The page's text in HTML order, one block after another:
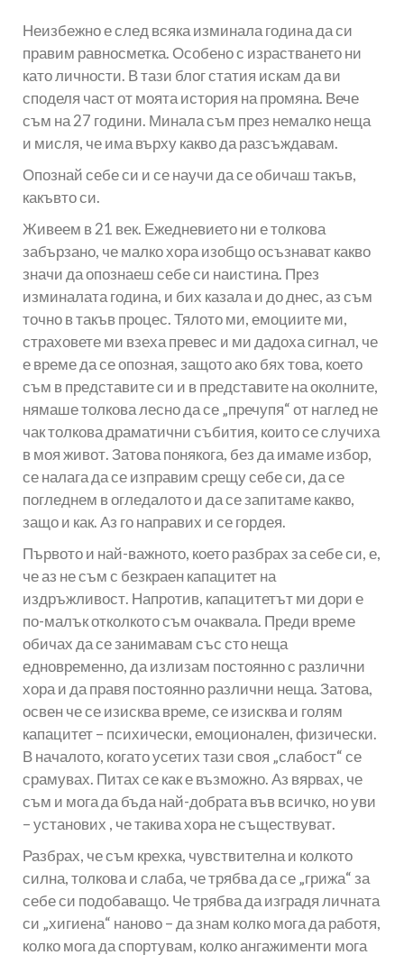
Неизбежно е след всяка изминала година да си
правим равносметка. Особено с израстването ни
като личности. В тази блог статия искам да ви
споделя част от моята история на промяна. Вече
съм на 27 години. Минала съм през немалко неща
и мисля, че има върху какво да разсъждавам.
Опознай себе си и се научи да се обичаш такъв,
какъвто си.
Живеем в 21 век. Ежедневието ни е толкова
забързано, че малко хора изобщо осъзнават какво
значи да опознаеш себе си наистина. През
изминалата година, и бих казала и до днес, аз съм
точно в такъв процес. Тялото ми, емоциите ми,
страховете ми взеха превес и ми дадоха сигнал, че
е време да се опозная, защото ако бях това, което
съм в представите си и в представите на околните,
нямаше толкова лесно да се „пречупя“ от наглед не
чак толкова драматични събития, които се случиха
в моя живот. Затова понякога, без да имаме избор,
се налага да се изправим срещу себе си, да се
погледнем в огледалото и да се запитаме какво,
защо и как. Аз го направих и се гордея.
Първото и най-важното, което разбрах за себе си, е,
че аз не съм с безкраен капацитет на
издръжливост. Напротив, капацитетът ми дори е
по-малък отколкото съм очаквала. Преди време
обичах да се занимавам със сто неща
едновременно, да излизам постоянно с различни
хора и да правя постоянно различни неща. Затова,
освен че се изисква време, се изисква и голям
капацитет – психически, емоционален, физически.
В началото, когато усетих тази своя „слабост“ се
срамувах. Питах се как е възможно. Аз вярвах, че
съм и мога да бъда най-добрата във всичко, но уви
– установих , че такива хора не съществуват.
Разбрах, че съм крехка, чувствителна и колкото
силна, толкова и слаба, че трябва да се „грижа“ за
себе си подобаващо. Че трябва да изградя личната
си „хигиена“ наново – да знам колко мога да работя,
колко мога да спортувам, колко ангажименти мога